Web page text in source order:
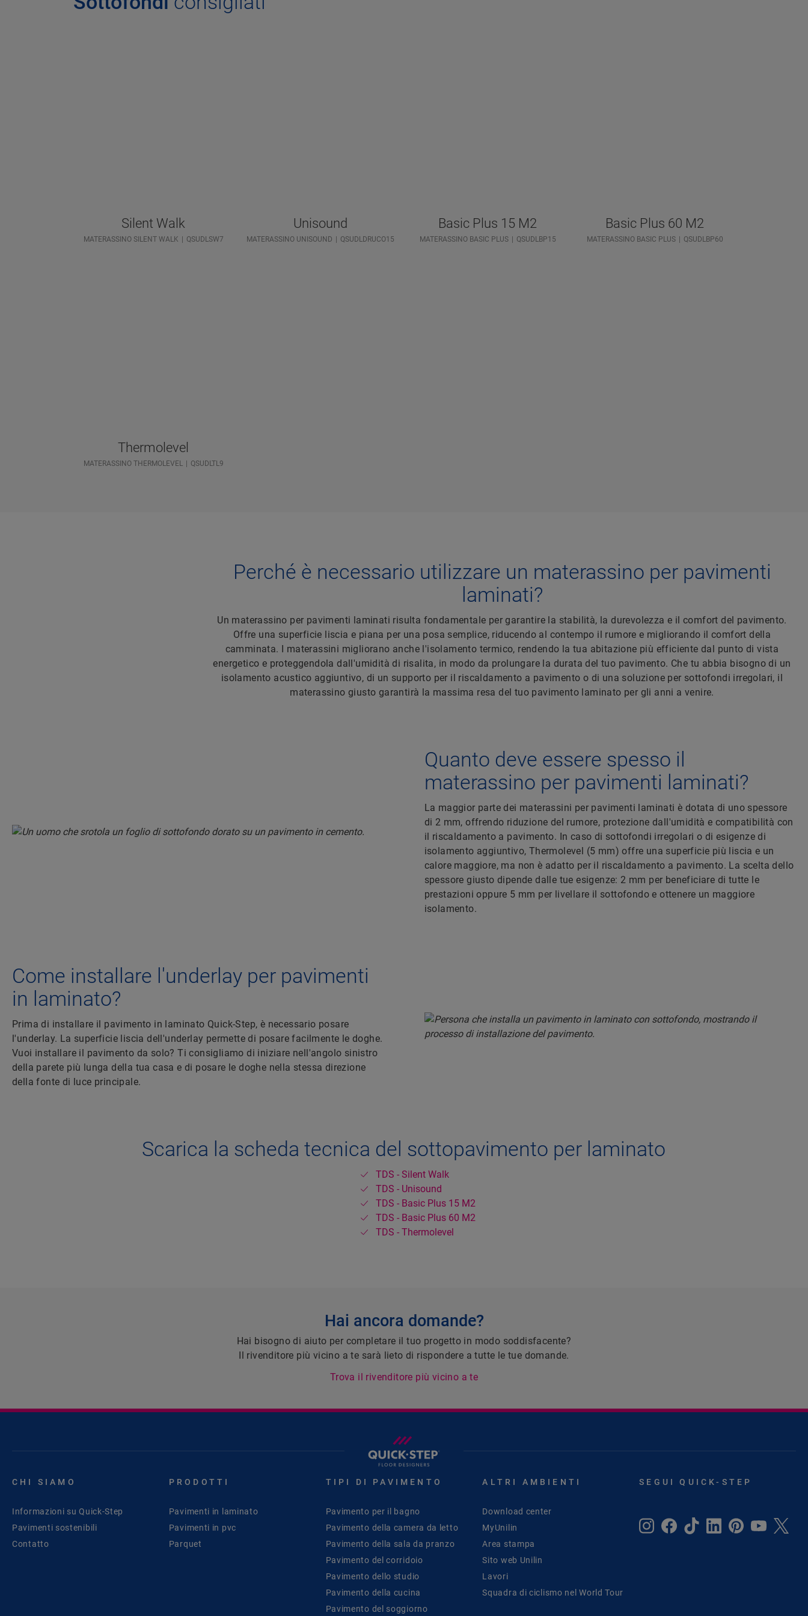
Silent Walk
MATERASSINO SILENT WALK QSUDLSW7
Unisound
MATERASSINO UNISOUND QSUDLDRUCO15
Basic Plus 15 M2
MATERASSINO BASIC PLUS QSUDLBP15
Basic Plus 60 M2
MATERASSINO BASIC PLUS QSUDLBP60
Thermolevel
MATERASSINO THERMOLEVEL QSUDLTL9
Perché è necessario utilizzare un materassino per pavimenti
laminati?
Un materassino per pavimenti laminati risulta fondamentale per garantire la stabilità, la durevolezza e il comfort del pavimento.
Offre una superficie liscia e piana per una posa semplice, riducendo al contempo il rumore e migliorando il comfort della
camminata. I materassini migliorano anche l'isolamento termico, rendendo la tua abitazione più efficiente dal punto di vista
energetico e proteggendola dall'umidità di risalita, in modo da prolungare la durata del tuo pavimento. Che tu abbia bisogno di un
isolamento acustico aggiuntivo, di un supporto per il riscaldamento a pavimento o di una soluzione per sottofondi irregolari, il
materassino giusto garantirà la massima resa del tuo pavimento laminato per gli anni a venire.
Quanto deve essere spesso il
materassino per pavimenti laminati?
La maggior parte dei materassini per pavimenti laminati è dotata di uno spessore
di 2 mm, offrendo riduzione del rumore, protezione dall'umidità e compatibilità con
il riscaldamento a pavimento. In caso di sottofondi irregolari o di esigenze di
isolamento aggiuntivo, Thermolevel (5 mm) offre una superficie più liscia e un
calore maggiore, ma non è adatto per il riscaldamento a pavimento. La scelta dello
spessore giusto dipende dalle tue esigenze: 2 mm per beneficiare di tutte le
prestazioni oppure 5 mm per livellare il sottofondo e ottenere un maggiore
isolamento.
Come installare l'underlay per pavimenti
in laminato?
Prima di installare il pavimento in laminato Quick-Step, è necessario posare
l'underlay. La superficie liscia dell'underlay permette di posare facilmente le doghe.
Vuoi installare il pavimento da solo? Ti consigliamo di iniziare nell'angolo sinistro
della parete più lunga della tua casa e di posare le doghe nella stessa direzione
della fonte di luce principale.
Scarica la scheda tecnica del sottopavimento per laminato
TDS - Silent Walk
TDS - Unisound
TDS - Basic Plus 15 M2
TDS - Basic Plus 60 M2
TDS - Thermolevel
Hai ancora domande?
Hai bisogno di aiuto per completare il tuo progetto in modo soddisfacente?
Il rivenditore più vicino a te sarà lieto di rispondere a tutte le tue domande.
Trova il rivenditore più vicino a te
CHI SIAMO
Informazioni su Quick-Step
Pavimenti sostenibili
Contatto
PRODOTTI
Pavimenti in laminato
Pavimenti in pvc
Parquet
TIPI DI PAVIMENTO
Pavimento per il bagno
Pavimento della camera da letto
Pavimento della sala da pranzo
Pavimento del corridoio
Pavimento dello studio
Pavimento della cucina
Pavimento del soggiorno
ALTRI AMBIENTI
Download center
MyUnilin
Area stampa
Sito web Unilin
Lavori
Squadra di ciclismo nel World Tour
SEGUI QUICK-STEP